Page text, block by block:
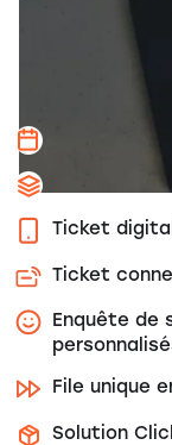
Logiciel de
Solution de
Ticket
Ticket
Enquête de
File unique
Solution